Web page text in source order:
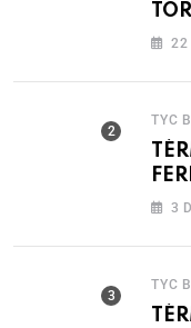
🎰 22
TYC
3
TYC